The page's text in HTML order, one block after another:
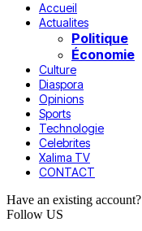
Accueil
Actualites
Politique
Économie
Culture
Diaspora
Opinions
Sports
Technologie
Celebrites
Xalima TV
CONTACT
Have an existing account?
Follow US